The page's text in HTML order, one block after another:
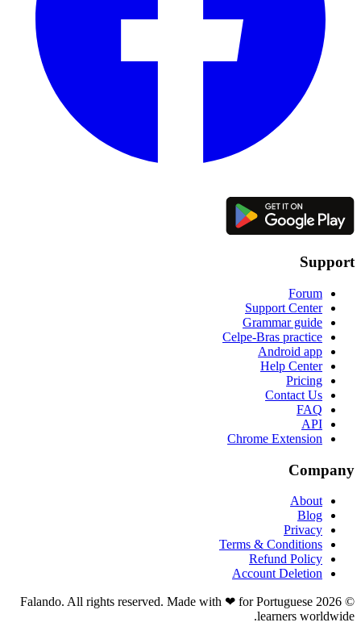
Support
Forum
Support Center
Grammar guide
Celpe-Bras practice
Android app
Help Center
Pricing
Contact Us
FAQ
API
Chrome Extension
Company
About
Blog
Privacy
Terms & Conditions
Refund Policy
Account Deletion
© 2026 Falando. All rights reserved. Made with ❤ for Portuguese
learners worldwide.